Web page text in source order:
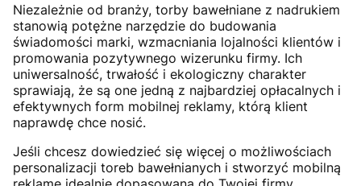
Niezależnie od branży, torby bawełniane z nadrukiem
stanowią potężne narzędzie do budowania
świadomości marki, wzmacniania lojalności klientów i
promowania pozytywnego wizerunku firmy. Ich
uniwersalność, trwałość i ekologiczny charakter
sprawiają, że są one jedną z najbardziej opłacalnych i
efektywnych form mobilnej reklamy, którą klient
naprawdę chce nosić.
Jeśli chcesz dowiedzieć się więcej o możliwościach
personalizacji toreb bawełnianych i stworzyć mobilną